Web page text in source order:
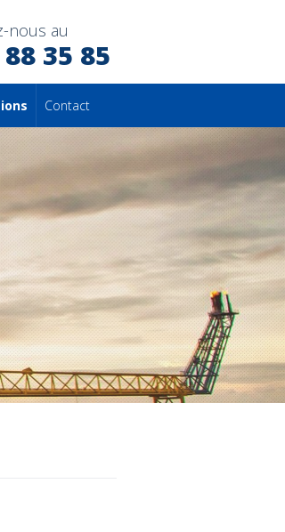
nous au
35 85
Contact